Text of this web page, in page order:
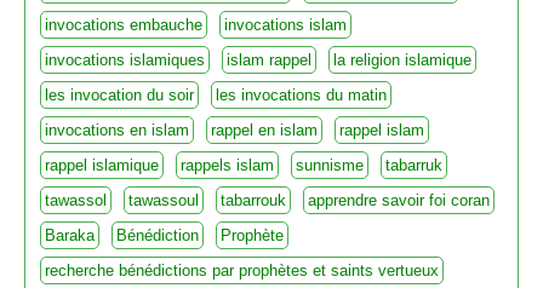
invocations embauche
invocations islam
invocations islamiques
islam rappel
la religion islamique
les invocation du soir
les invocations du matin
invocations en islam
rappel en islam
rappel islam
rappel islamique
rappels islam sunnisme
tabarruk
tawassol
tawassoul tabarrouk
apprendre savoir foi coran
Baraka
Bénédiction
Prophète
recherche bénédictions par prophètes et saints vertueux